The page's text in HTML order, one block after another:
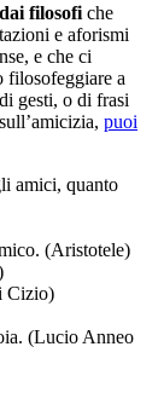
filosofi che
e aforismi
e che ci
filosofeggiare a
gesti, o di frasi
puoi
amici, quanto
(Aristotele)
Cizio)
(Lucio Anneo